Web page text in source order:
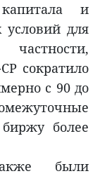
и
условий для
сократило
с 90 до
более
были